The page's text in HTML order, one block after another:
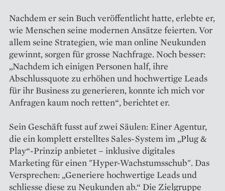
Nachdem er sein Buch veröffentlicht hatte, erlebte er,
wie Menschen seine modernen Ansätze feierten. Vor
allem seine Strategien, wie man online Neukunden
gewinnt, sorgen für grosse Nachfrage. Noch besser:
„Nachdem ich einigen Personen half, ihre
Abschlussquote zu erhöhen und hochwertige Leads
für ihr Business zu generieren, konnte ich mich vor
Anfragen kaum noch retten“, berichtet er.
Sein Geschäft fusst auf zwei Säulen: Einer Agentur,
die ein komplett erstelltes Sales-System im „Plug &
Play“-Prinzip anbietet – inklusive digitales
Marketing für einen "Hyper-Wachstumsschub". Das
Versprechen: „Generiere hochwertige Leads und
schliesse diese zu Neukunden ab.“ Die Zielgruppe